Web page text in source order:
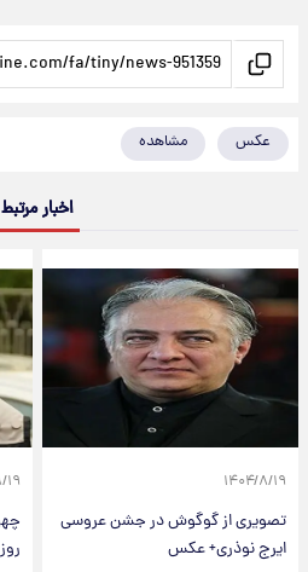
عکس مشاهده
اخبار مرتبط
۱۴۰۴/۸/۱۹
تصویری از گوگوش در جشن عروسی
ایرج نوذری+ عکس